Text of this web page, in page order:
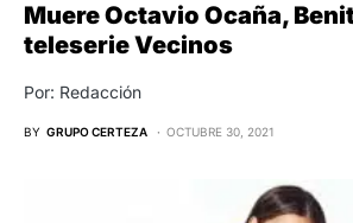
Muere Octavio Ocaña,
teleserie Vecinos
Por: Redacción
BY GRUPO CERTEZA OCTUBRE 30, 2021